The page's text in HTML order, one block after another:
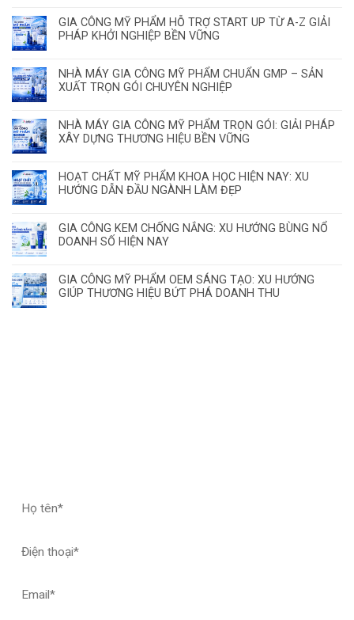
GIA CÔNG MỸ PHẨM HỖ TRỢ START UP TỪ A-Z GIẢI
PHÁP KHỞI NGHIỆP BỀN VỮNG
NHÀ MÁY GIA CÔNG MỸ PHẨM CHUẨN GMP – SẢN
XUẤT TRỌN GÓI CHUYÊN NGHIỆP
NHÀ MÁY GIA CÔNG MỸ PHẨM TRỌN GÓI: GIẢI PHÁP
XÂY DỰNG THƯƠNG HIỆU BỀN VỮNG
HOẠT CHẤT MỸ PHẨM KHOA HỌC HIỆN NAY: XU
HƯỚNG DẪN ĐẦU NGÀNH LÀM ĐẸP
GIA CÔNG KEM CHỐNG NẮNG: XU HƯỚNG BÙNG NỔ
DOANH SỐ HIỆN NAY
GIA CÔNG MỸ PHẨM OEM SÁNG TẠO: XU HƯỚNG
GIÚP THƯƠNG HIỆU BỨT PHÁ DOANH THU